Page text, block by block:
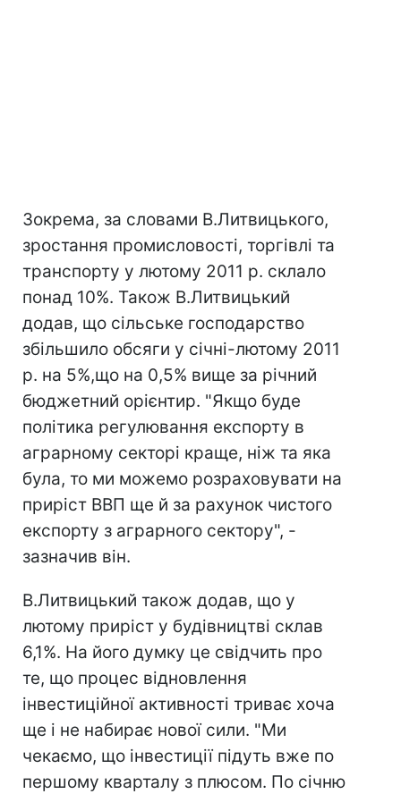
Зокрема, за словами В.Литвицького,
зростання промисловості, торгівлі та
транспорту у лютому 2011 р. склало
понад 10%. Також В.Литвицький
додав, що сільське господарство
збільшило обсяги у січні-лютому 2011
р. на 5%,що на 0,5% вище за річний
бюджетний орієнтир. "Якщо буде
політика регулювання експорту в
аграрному секторі краще, ніж та яка
була, то ми можемо розраховувати на
приріст ВВП ще й за рахунок чистого
експорту з аграрного сектору", -
зазначив він.
В.Литвицький також додав, що у
лютому приріст у будівництві склав
6,1%. На його думку це свідчить про
те, що процес відновлення
інвестиційної активності триває хоча
ще і не набирає нової сили. "Ми
чекаємо, що інвестиції підуть вже по
першому кварталу з плюсом. По січню